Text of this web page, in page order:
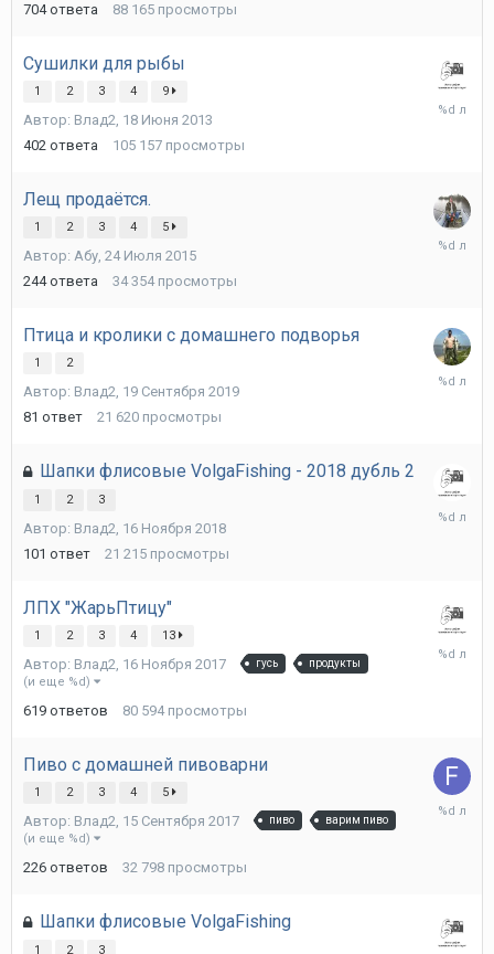
704 ответа 88 165 просмотры
Сушилки для рыбы
1 2 3 4 9
Автор: Влад2, 18 Июня 2013
402 ответа 105 157 просмотры
5
Лещ продаётся.
1 2 3 4 5
Автор: Абу, 24 Июля 2015
244 ответа 34 354 просмотры
23
Птица и кролики с домашнего подворья
1 2
Автор: Влад2, 19 Сентября 2019
81 ответ 21 620 просмотры
13
Шапки флисовые VolgaFishing - 2018 дубль 2
1 2 3
Автор: Влад2, 16 Ноября 2018
101 ответ 21 215 просмотры
15
ЛПХ "ЖарьПтицу"
1 2 3 4 13
Автор: Влад2, 16 Ноября 2017 гусь продукты
(и еще %d)
619 ответов 80 594 просмотры
4
Пиво с домашней пивоварни
1 2 3 4 5
Автор: Влад2, 15 Сентября 2017 пиво варим пиво
(и еще %d)
226 ответов 32 798 просмотры
24
Шапки флисовые VolgaFishing
1 2 3